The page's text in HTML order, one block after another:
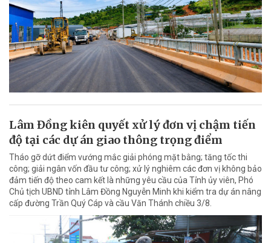
Lâm Đồng kiên quyết xử lý đơn vị chậm tiến
độ tại các dự án giao thông trọng điểm
Tháo gỡ dứt điểm vướng mắc giải phóng mặt bằng; tăng tốc thi
công; giải ngân vốn đầu tư công; xử lý nghiêm các đơn vị không bảo
đảm tiến độ theo cam kết là những yêu cầu của Tỉnh ủy viên, Phó
Chủ tịch UBND tỉnh Lâm Đồng Nguyễn Minh khi kiểm tra dự án nâng
cấp đường Trần Quý Cáp và cầu Văn Thánh chiều 3/8.